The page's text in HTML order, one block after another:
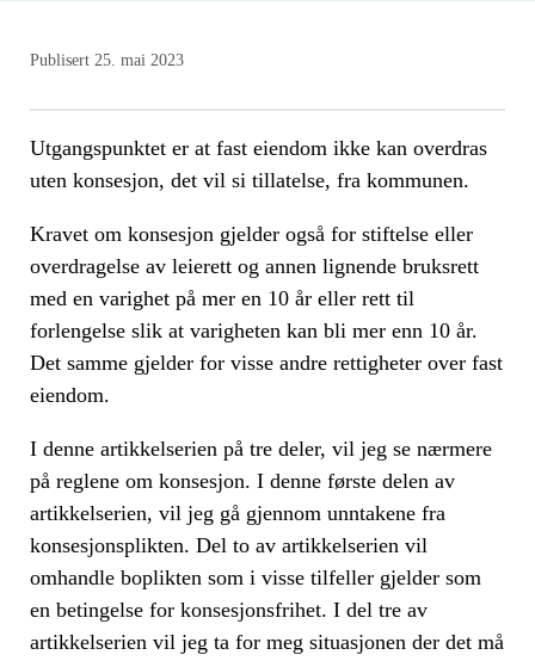
Publisert 25. mai 2023
Utgangspunktet er at fast eiendom ikke kan overdras
uten konsesjon, det vil si tillatelse, fra kommunen.
Kravet om konsesjon gjelder også for stiftelse eller
overdragelse av leierett og annen lignende bruksrett
med en varighet på mer en 10 år eller rett til
forlengelse slik at varigheten kan bli mer enn 10 år.
Det samme gjelder for visse andre rettigheter over fast
eiendom.
I denne artikkelserien på tre deler, vil jeg se nærmere
på reglene om konsesjon. I denne første delen av
artikkelserien, vil jeg gå gjennom unntakene fra
konsesjonsplikten. Del to av artikkelserien vil
omhandle boplikten som i visse tilfeller gjelder som
en betingelse for konsesjonsfrihet. I del tre av
artikkelserien vil jeg ta for meg situasjonen der det må